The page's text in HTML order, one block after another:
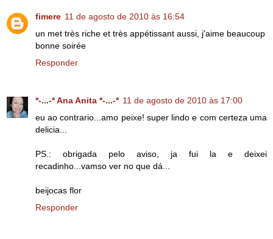
fimere 11 de agosto de 2010 às 16:54
un met très riche et très appétissant aussi, j'aime beaucoup
bonne soirée
Responder
*-...-* Ana Anita *-...-* 11 de agosto de 2010 às 17:00
eu ao contrario...amo peixe! super lindo e com certeza uma
delicia...
PS.: obrigada pelo aviso, ja fui la e deixei
recadinho...vamso ver no que dá...
beijocas flor
Responder